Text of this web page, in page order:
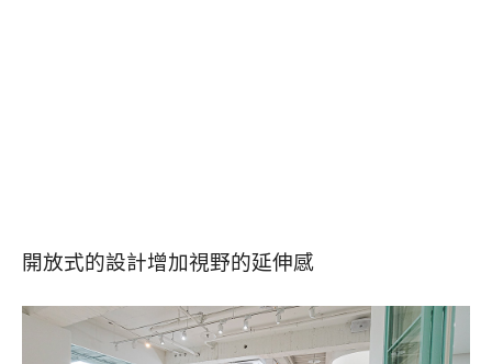
開放式的設計增加視野的延伸感